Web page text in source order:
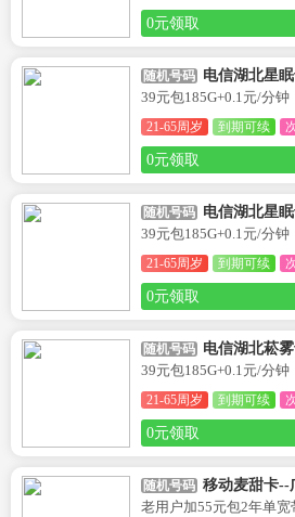
0元领取
随机号码 电信湖北星
39元包185G+0.1元/分钟
21-65周岁 到期可续
0元领取
随机号码 电信湖北星
39元包185G+0.1元/分钟
21-65周岁 到期可续
0元领取
随机号码 电信湖北菘
39元包185G+0.1元/分钟
21-65周岁 到期可续
0元领取
随机号码 移动麦甜卡--
老用户加55元包2年单宽